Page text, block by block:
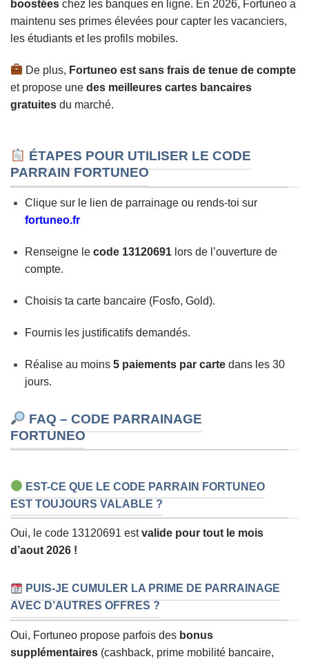
boostées chez les banques en ligne. En 2026, Fortuneo a
maintenu ses primes élevées pour capter les vacanciers,
les étudiants et les profils mobiles.
De plus, Fortuneo est sans frais de tenue de compte
et propose une des meilleures cartes bancaires
gratuites du marché.
ÉTAPES POUR UTILISER LE CODE
PARRAIN FORTUNEO
Clique sur le lien de parrainage ou rends-toi sur
fortuneo.fr
Renseigne le code 13120691 lors de l’ouverture de
compte.
Choisis ta carte bancaire (Fosfo, Gold).
Fournis les justificatifs demandés.
Réalise au moins 5 paiements par cartedans les 30
jours.
FAQ – CODE PARRAINAGE
FORTUNEO
EST-CE QUE LE CODE PARRAIN FORTUNEO
EST TOUJOURS VALABLE ?
Oui, le code 13120691 estvalide pour tout le mois
d’aout 2026 !
PUIS-JE CUMULER LA PRIME DE PARRAINAGE
AVEC D’AUTRES OFFRES ?
Oui, Fortuneo propose parfois des bonus
supplémentaires (cashback, prime mobilité bancaire,